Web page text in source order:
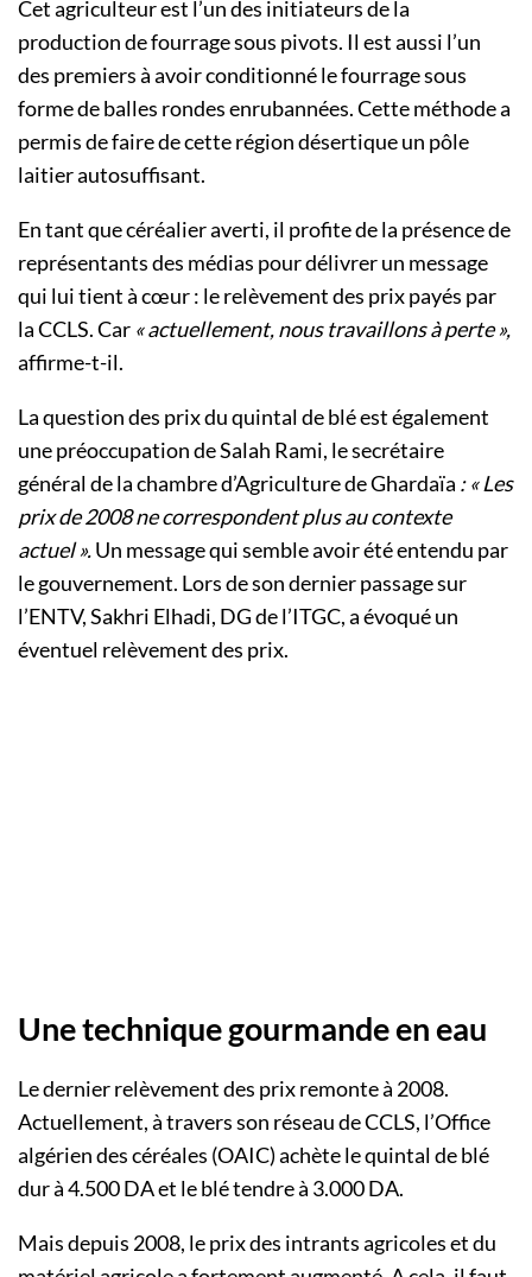
Cet agriculteur est l’un des initiateurs de la
production de fourrage sous pivots. Il est aussi l’un
des premiers à avoir conditionné le fourrage sous
forme de balles rondes enrubannées. Cette méthode a
permis de faire de cette région désertique un pôle
laitier autosuffisant.
En tant que céréalier averti, il profite de la présence de
représentants des médias pour délivrer un message
qui lui tient à cœur : le relèvement des prix payés par
la CCLS. Car « actuellement, nous travaillons à perte »,
affirme-t-il.
La question des prix du quintal de blé est également
une préoccupation de Salah Rami, le secrétaire
général de la chambre d’Agriculture de Ghardaïa : « Les
prix de 2008 ne correspondent plus au contexte
actuel ».Un message qui semble avoir été entendu par
le gouvernement. Lors de son dernier passage sur
l’ENTV, Sakhri Elhadi, DG de l’ITGC, a évoqué un
éventuel relèvement des prix.
Une technique gourmande en eau
Le dernier relèvement des prix remonte à 2008.
Actuellement, à travers son réseau de CCLS, l’Office
algérien des céréales (OAIC) achète le quintal de blé
dur à 4.500 DA et le blé tendre à 3.000 DA.
Mais depuis 2008, le prix des intrants agricoles et du